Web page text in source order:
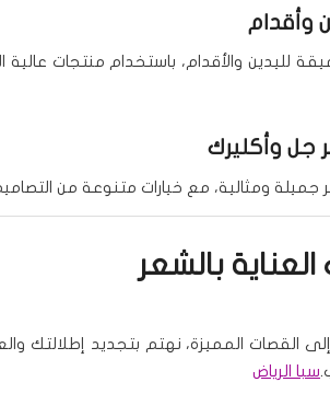
وأقدام
لليدين والأقدام، باستخدام منتجات
جل وأكليرك
ومثالية، مع خيارات متنوعة من التصاميم
بالشعر
القصات المميزة، نهتم بتجديد إطلالتك
سبا الرياض